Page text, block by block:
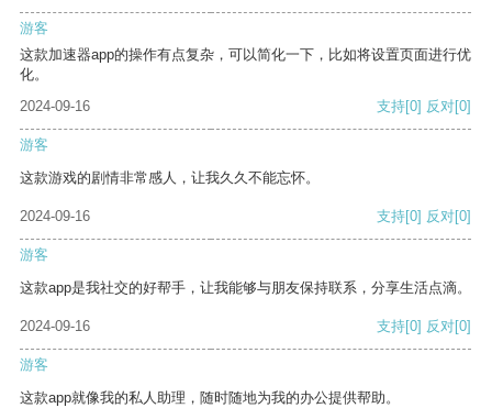
游客
这款加速器app的操作有点复杂，可以简化一下，比如将设置页面进行优
化。
2024-09-16
支持[0] 反对[0]
游客
这款游戏的剧情非常感人，让我久久不能忘怀。
2024-09-16 支持[0] 反对[0]
游客
这款app是我社交的好帮手，让我能够与朋友保持联系，分享生活点滴。
2024-09-16 支持[0] 反对[0]
游客
这款app就像我的私人助理，随时随地为我的办公提供帮助。